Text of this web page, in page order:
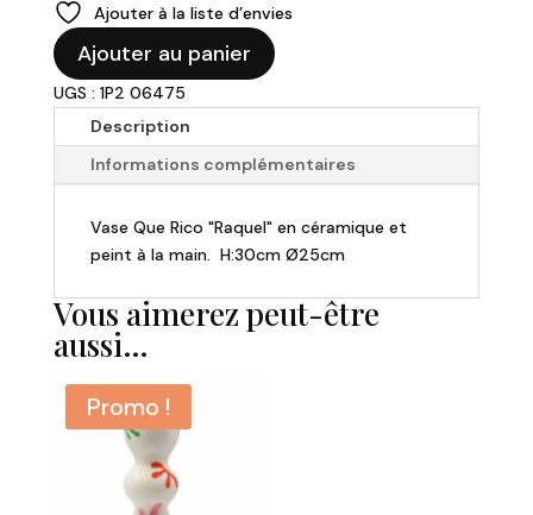
initial
était :
95,00 €.
actuel
est :
57,00 €.
Ajouter à la liste d’envies
quantité
de
QUE
-
H:30cm
Ajouter au panier
UGS : 1P2 06475
Description
Informations complémentaires
Vase Que Rico "Raquel" en céramique et
peint à la main. H:30cm Ø25cm
Vous aimerez peut-être
aussi…
Promo !